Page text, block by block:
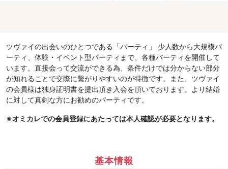
ツヴァイの出会いのひとつである「パーティ」 少人数から大規模パ
ーティ、体験・イベント型パーティまで、各種パーティを開催して
います。直接会って交流ができる為、条件だけでは分からない部分
が知れることで交際に繫がりやすいのが特徴です。また、ツヴァイ
の会員様は独身証明書を提出頂き入会を頂いております。より結婚
に対して真剣な方にお勧めのパーティです。
※オミカレでの会員登録にあたっては本人確認が必要となります。
基本情報